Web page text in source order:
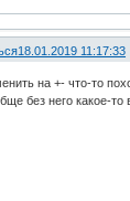
18.01.2019 11:17:33
на +- что-то
без него какое-то